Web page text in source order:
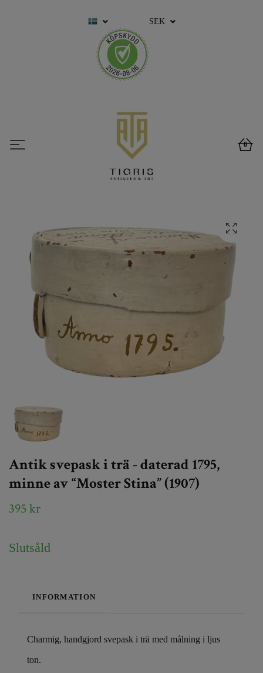
SEK
0
Antik svepask i trä - daterad 1795,
minne av “Moster Stina” (1907)
395 kr
Slutsåld
INFORMATION
Charmig, handgjord svepask i trä med målning i ljus
ton.